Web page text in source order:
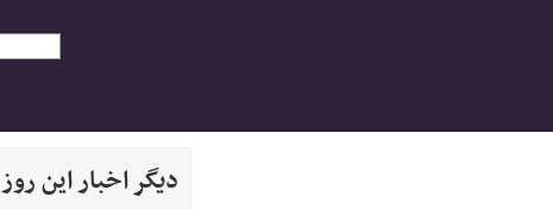
دیگر اخبار این روز